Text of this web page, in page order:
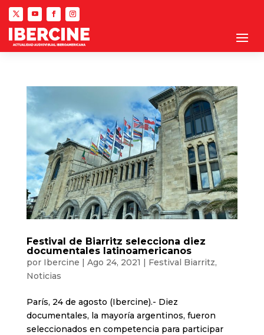
Festival de Biarritz selecciona diez
documentales latinoamericanos
por Ibercine | Ago 24, 2021 | Festival Biarritz,
Noticias
París, 24 de agosto (Ibercine).- Diez
documentales, la mayoría argentinos, fueron
seleccionados en competencia para participar